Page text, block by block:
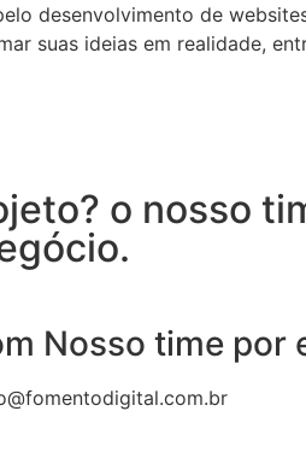
desenvolvimento de
suas ideias em realidade,
o nosso
Nosso time por